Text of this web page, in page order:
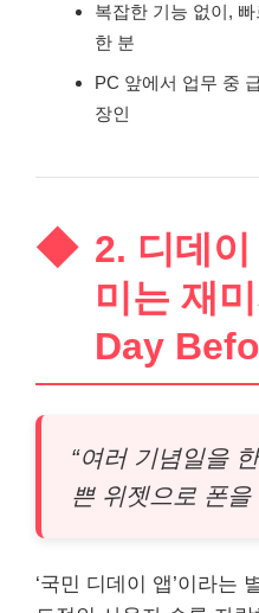
복잡한 기능 없이,
한 분
PC 앞에서 업무 중
장인
2. 디데
미는 재
Day
“여러 기념일을
쁜 위젯으로 폰을
‘국민 디데이 앱’이라는